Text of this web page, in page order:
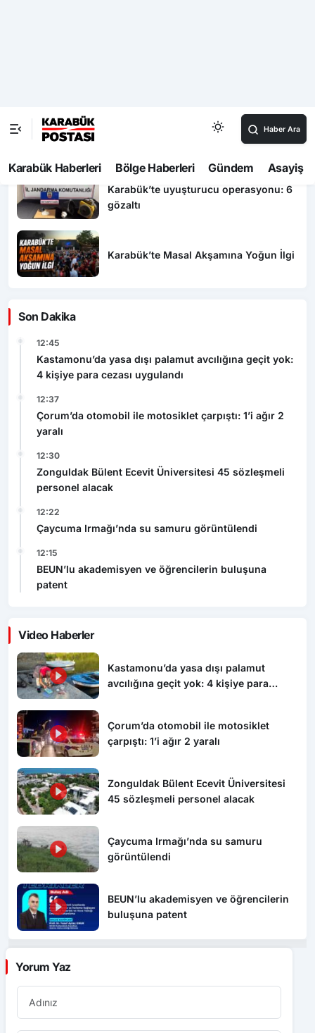
Safranbolu’da maniye domatesi üretim
Karabük’te uyuşturucu operasyonu: 6
gözaltı
Karabük’te Masal Akşamına Yoğun İlgi
Son Dakika
12:45
Kastamonu’da yasa dışı palamut avcılığına geçit yok:
4 kişiye para cezası uygulandı
12:37
Çorum’da otomobil ile motosiklet çarpıştı: 1’i ağır 2
yaralı
12:30
Zonguldak Bülent Ecevit Üniversitesi 45 sözleşmeli
personel alacak
12:22
Çaycuma Irmağı’nda su samuru görüntülendi
12:15
BEUN’lu akademisyen ve öğrencilerin buluşuna
patent
Video Haberler
Kastamonu’da yasa dışı palamut
avcılığına geçit yok: 4 kişiye para
Çorum’da otomobil ile motosiklet
çarpıştı: 1’i ağır 2 yaralı
Zonguldak Bülent Ecevit Üniversitesi
45 sözleşmeli personel alacak
Çaycuma Irmağı’nda su samuru
görüntülendi
BEUN’lu akademisyen ve öğrencilerin
buluşuna patent
Yorum Yaz